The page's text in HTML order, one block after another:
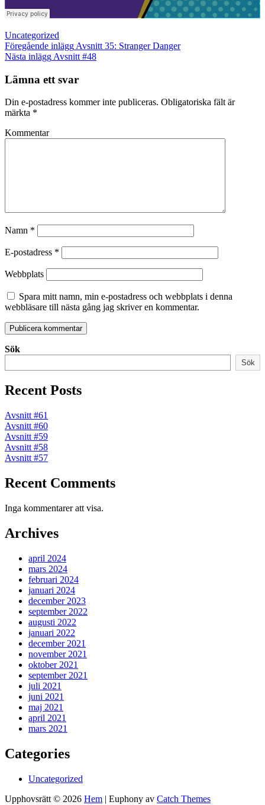
Kategorier
Uncategorized
Inläggsnavigering
Föregående
inlägg
Föregående inlägg Avsnitt 35: Stranger Danger
Nästa
Nästa inlägg Avsnitt #48
Lämna ett svar
Din e-postadress kommer inte publiceras. Obligatoriska fält är
märkta *
Kommentar
Namn *
E-postadress *
Webbplats
Spara mitt namn, min e-postadress och webbplats i denna
webbläsare till nästa gång jag skriver en kommentar.
Sök
Sök
Recent Posts
Avsnitt #61
Avsnitt #60
Avsnitt #59
Avsnitt #58
Avsnitt #57
Recent Comments
Inga kommentarer att visa.
Archives
april 2024
mars 2024
februari 2024
januari 2024
december 2023
september 2022
augusti 2022
januari 2022
december 2021
november 2021
oktober 2021
september 2021
juli 2021
juni 2021
maj 2021
april 2021
mars 2021
Categories
Uncategorized
Upphovsrätt © 2026 Hem | Euphony av Catch Themes